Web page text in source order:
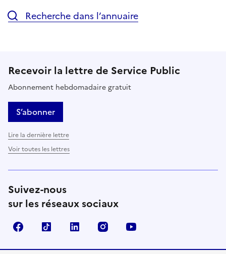
Recherche dans l’annuaire
Recevoir la lettre de Service Public
Abonnement hebdomadaire gratuit
S’abonner
Lire la dernière lettre
Voir toutes les lettres
Suivez-nous
sur les réseaux sociaux
FacebookTikTok LinkedIn Instagram